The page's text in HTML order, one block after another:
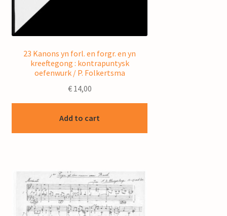
23 Kanons yn forl. en forgr. en yn
kreeftegong : kontrapuntysk
oefenwurk / P. Folkertsma
€14,00
Add to cart